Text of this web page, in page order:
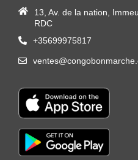
13, Av. de la nation,
RDC
+35699975817